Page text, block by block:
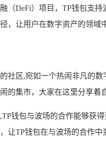
（DeFi）项目，TP钱包支
，让用户在数字资产的领域
社区,宛如一个热闹非凡的
的集市，大家在这里分享着
钱包与波场的合作能够获
让TP钱包在与波场的合作中